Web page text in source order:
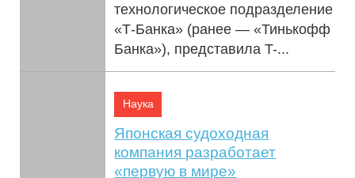
технологическое подразделение
«Т-Банка» (ранее — «Тинькофф
Банка»), представила T-...
Наука
Японская судоходная
компания разработает
«первую в мире»